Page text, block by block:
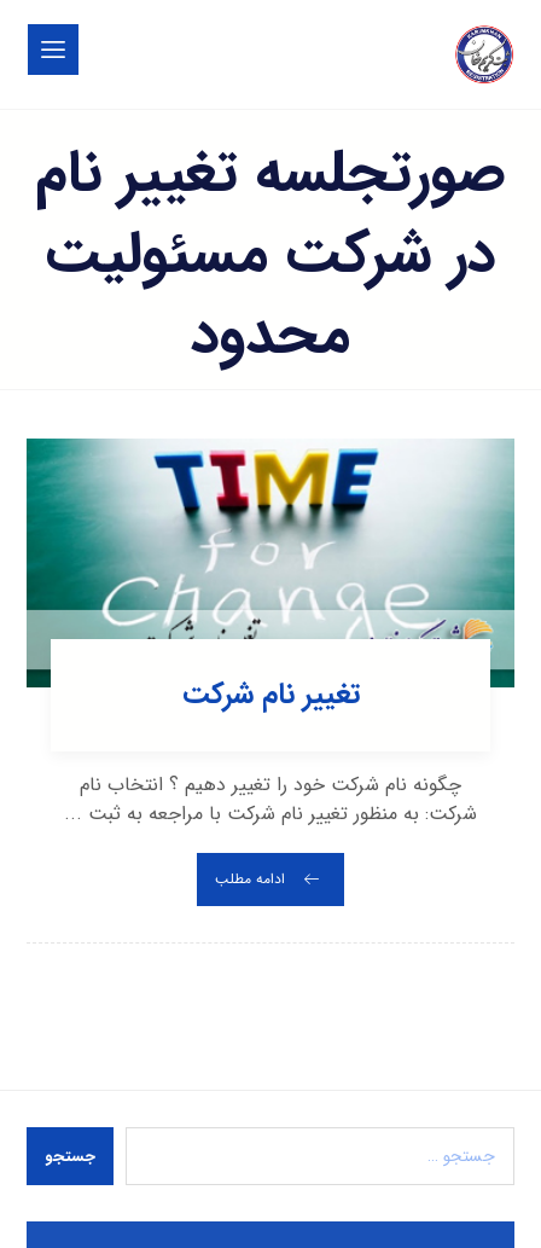
صورتجلسه تغییر نام
در شرکت مسئولیت
محدود
تغییر نام شرکت
چگونه نام شرکت خود را تغییر دهیم ؟ انتخاب نام
شرکت: به منظور تغییر نام شرکت با مراجعه به ثبت ...
ادامه مطلب
جستجو